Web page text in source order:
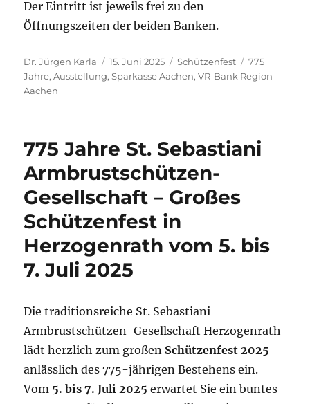
Der Eintritt ist jeweils frei zu den
Öffnungszeiten der beiden Banken.
Autor
Dr. Jürgen Karla
Veröffentlicht
am
15. Juni 2025 Kategorien
Schützenfest Schlagwörter
775
Jahre,Ausstellung,Sparkasse Aachen,VR-Bank Region
Aachen
775 Jahre St. Sebastiani
Armbrustschützen-
Gesellschaft – Großes
Schützenfest in
Herzogenrath vom 5. bis
7. Juli 2025
Die traditionsreiche St. Sebastiani
Armbrustschützen-Gesellschaft Herzogenrath
lädt herzlich zum großen Schützenfest 2025
anlässlich des 775-jährigen Bestehens ein.
Vom 5. bis 7. Juli 2025 erwartet Sie ein buntes